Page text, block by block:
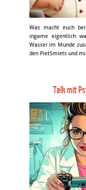
Was macht euch
ingame eigentlich
Wasser im Munde
den PietSmiets und
Talk mit